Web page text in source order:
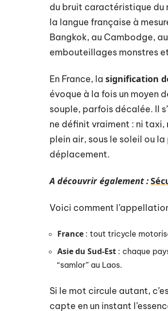
du bruit caractéristique du
la langue française à
Bangkok, au Cambodge,
embouteillages monstres
En France, la signification
évoque à la fois un moyen
souple, parfois décalée. Il
ne définit vraiment : ni taxi,
plein air, sous le soleil ou la
déplacement.
A découvrir également :
Voici comment
France : tout tricycle
Asie du Sud-Est : chaque
“samlor” au Laos.
Si le mot circule autant,
capte en un instant